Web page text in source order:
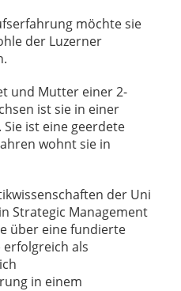
möchte sie
der Luzerner
und Mutter einer 2-
ist sie in einer
Sie ist eine geerdete
wohnt sie in
der Uni
Strategic Management
über eine fundierte
erfolgreich als
in einem